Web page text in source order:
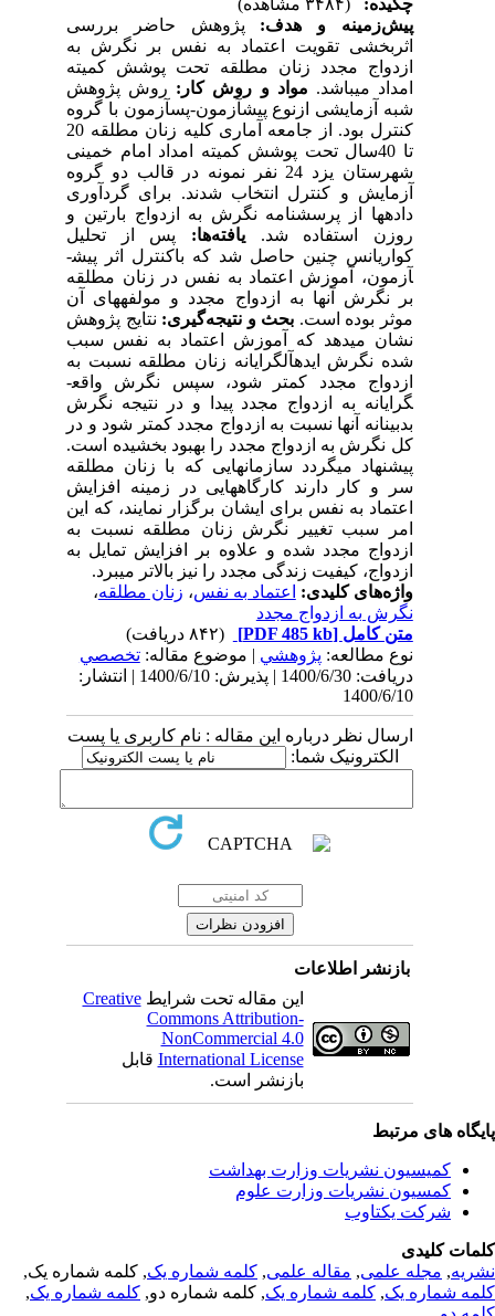
چکیده:
پیش‌زمینه و هدف:
پژوهش حاضر بررسی
اثربخشی تقویت اعتماد به نفس بر نگرش به
ازدواج مجدد زنان مطلقه تحت پوشش کمیته
امداد می­باشد.مواد و روش‌ کار:روش پژوهش
شبه آزمایشی ازنوع پیش­آزمون-پس­آزمون با گروه
کنترل بود. از جامعه آماری کلیه زنان مطلقه 20
تا 40سال تحت پوشش کمیته امداد امام خمینی
شهرستان یزد 24 نفر نمونه در قالب دو گروه
آزمایش و کنترل انتخاب شدند. برای گردآوری
داده­ها از پرسشنامه نگرش به ازدواج بارتین و
روزن استفاده شد.
یافته‌ها:پس از تحلیل
کواریانس چنین حاصل شد که باکنترل اثر پیش­
آزمون، آموزش اعتماد به نفس در زنان مطلقه
بر نگرش آنها به ازدواج مجدد و مولفه­های آن
موثر بوده است.بحث و نتیجه‌گیری:نتایج پژوهش
نشان می­دهد که آموزش اعتماد به نفس سبب
شده نگرش ایده­آل­گرایانه زنان مطلقه نسبت به
ازدواج مجدد کمتر شود، سپس نگرش واقع­
گرایانه به ازدواج مجدد پیدا و در نتیجه نگرش
بدبینانه آنها نسبت به ازدواج مجدد کمتر شود و در
کل نگرش به ازدواج مجدد را بهبود بخشیده است.
پیشنهاد می­گردد سازمان­هایی که با زنان مطلقه
سر ­و کار دارند کارگاه­هایی در زمینه افزایش
اعتماد به نفس برای ایشان برگزار نمایند، که این
امر سبب تغییر نگرش زنان مطلقه نسبت به
ازدواج مجدد شده و علاوه بر افزایش تمایل به
ازدواج، کیفیت زندگی مجدد را نیز بالاتر می­برد.
واژه‌های کلیدی:اعتماد به نفس،زنان مطلقه،
نگرش به ازدواج مجدد
متن کامل[PDF 485 kb]
نوع مطالعه:پژوهشي| موضوع مقاله:تخصصي
دریافت: 1400/6/30 | پذیرش: 1400/6/10 | انتشار:
1400/6/10
ارسال نظر درباره این مقاله : نام کاربری یا پست
الکترونیک شما:
بازنشر اطلاعات
این مقاله تحت شرایطCreative
Commons Attribution-
NonCommercial 4.0
International Licenseقابل
بازنشر است.
های مرتبط
کمیسیون نشریات وزارت بهداشت
کمسیون نشریات وزارت علوم
شرکت یکتاوب
کلیدی
,مجله علمی, مقاله علمی, کلمه شماره یک, کلمه شماره یک,
شماره یک,کلمه شماره یک, کلمه شماره دو,کلمه شماره یک,